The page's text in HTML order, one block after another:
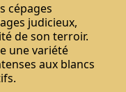
cépages
judicieux,
de son terroir.
une variété
aux blancs